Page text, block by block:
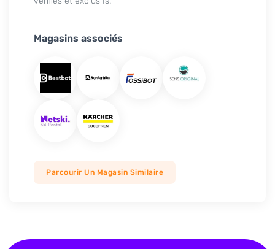
Magasins associés
Parcourir Un Magasin Similaire